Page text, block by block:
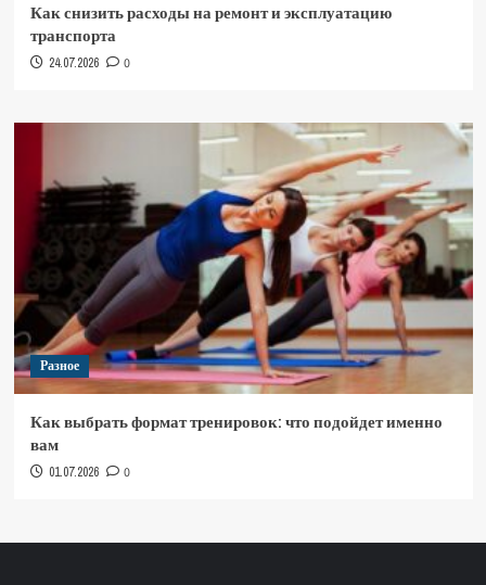
Как снизить расходы на ремонт и эксплуатацию
транспорта
24.07.2026 0
Разное
Как выбрать формат тренировок: что подойдет именно
вам
01.07.2026 0